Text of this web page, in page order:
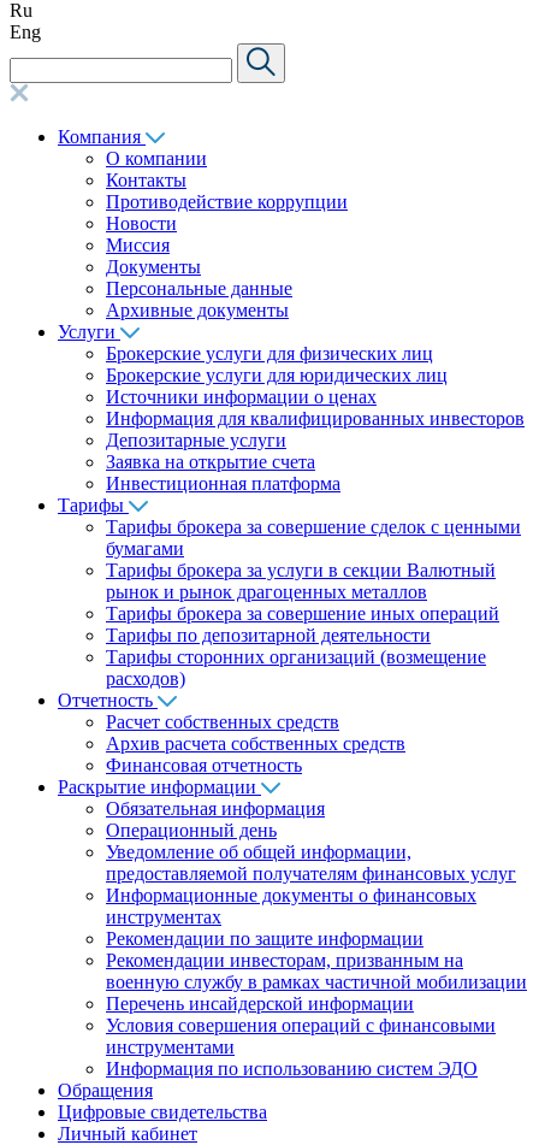
Ru
Eng
Компания
О компании
Контакты
Противодействие коррупции
Новости
Миссия
Документы
Персональные данные
Архивные документы
Услуги
Брокерские услуги для физических лиц
Брокерские услуги для юридических лиц
Источники информации о ценах
Информация для квалифицированных инвесторов
Депозитарные услуги
Заявка на открытие счета
Инвестиционная платформа
Тарифы
Тарифы брокера за совершение сделок с ценными
бумагами
Тарифы брокера за услуги в секции Валютный
рынок и рынок драгоценных металлов
Тарифы брокера за совершение иных операций
Тарифы по депозитарной деятельности
Тарифы сторонних организаций (возмещение
расходов)
Отчетность
Расчет собственных средств
Архив расчета собственных средств
Финансовая отчетность
Раскрытие информации
Обязательная информация
Операционный день
Уведомление об общей информации,
предоставляемой получателям финансовых услуг
Информационные документы о финансовых
инструментах
Рекомендации по защите информации
Рекомендации инвесторам, призванным на
военную службу в рамках частичной мобилизации
Перечень инсайдерской информации
Условия совершения операций с финансовыми
инструментами
Информация по использованию систем ЭДО
Обращения
Цифровые свидетельства
Личный кабинет